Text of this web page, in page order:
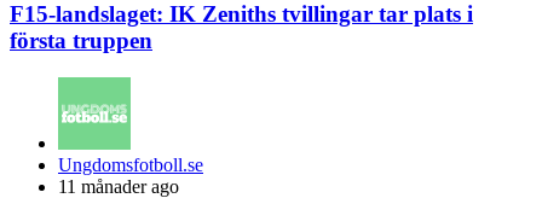
F15-landslaget: IK Zeniths tvillingar tar plats i
första truppen
Posted
by
Ungdomsfotboll.se
11 månader ago